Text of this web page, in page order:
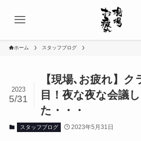
ホーム スタッフブログ
【現場､お疲れ】ク
目！夜な夜な会議
た・・・
2023
5/31
スタッフブログ 2023年5月31日